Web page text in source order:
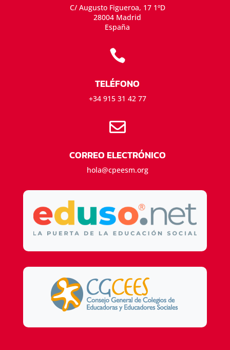
C/ Augusto Figueroa, 17 1ºD
28004 Madrid
España

TELÉFONO
+34 915 31 42 77

CORREO ELECTRÓNICO
hola@cpeesm.org